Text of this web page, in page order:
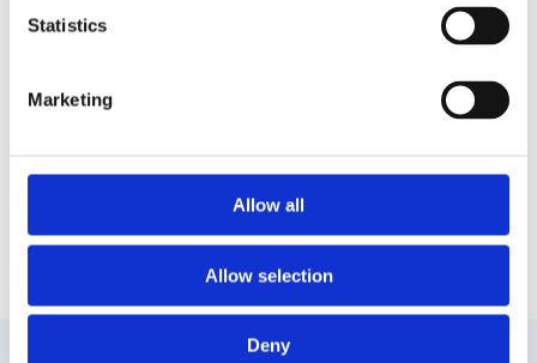
Statistics
Marketing
Allow all
Allow selection
Deny
σκηνικό ακόμα πιο εντυπωσιακό. Εκεί βρίσκεται
και το σπίτι- μουσείο του πασίγνωστου γλύπτη
δείτε από κοντά διάσημα έργα του.
μικρό χωριό-λιμάνι, με μαγαζάκια για φρέσκο